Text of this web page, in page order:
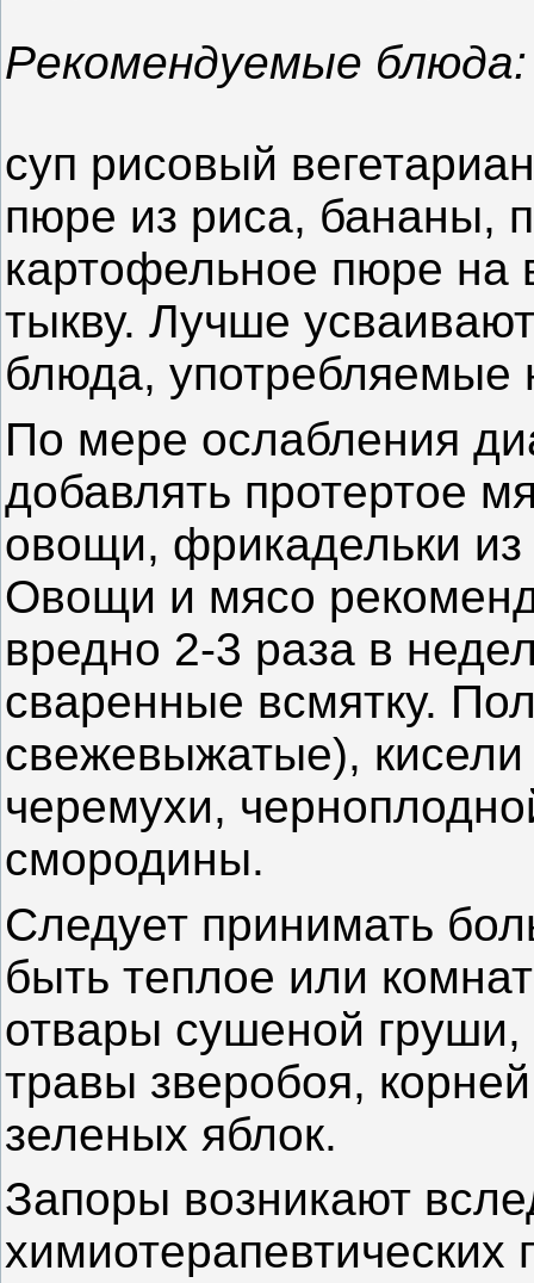
Рекомендуемые блюда:
суп рисовый
пюре из риса, бананы,
картофельное пюре на
тыкву. Лучше
блюда,
По мере ослабления
добавлять протертое
овощи, фрикадельки
Овощи и мясо
вредно 2-3 раза в
сваренные всмятку.
свежевыжатые),
черемухи,
смородины.
Следует принимать
быть теплое или
отвары сушеной
травы зверобоя,
зеленых яблок.
Запоры возникают
химиотерапевтических